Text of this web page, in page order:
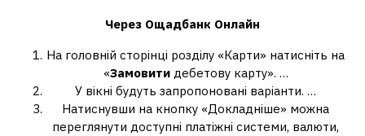
Через Ощадбанк Онлайн
На головній сторінці розділу «Карти» натисніть на
«Замовитидебетову карту». …
У вікні будуть запропоновані варіанти. …
Натиснувши на кнопку «Докладніше» можна
переглянути доступні платіжні системи, валюти,